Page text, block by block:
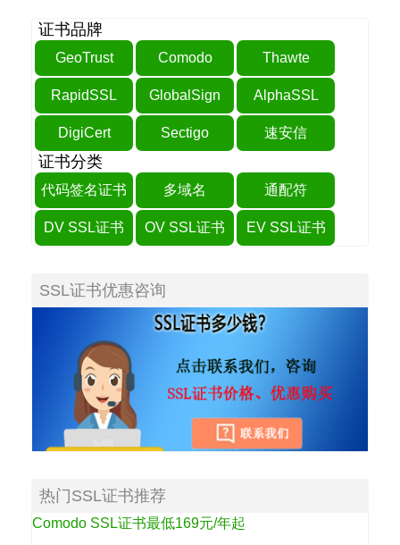
证书品牌
GeoTrust Comodo Thawte
RapidSSL GlobalSign AlphaSSL
DigiCert Sectigo 速安信
证书分类
代码签名证书 多域名 通配符
DV SSL证书 OV SSL证书 EV SSL证书
SSL证书优惠咨询
热门SSL证书推荐
Comodo SSL证书最低169元/年起